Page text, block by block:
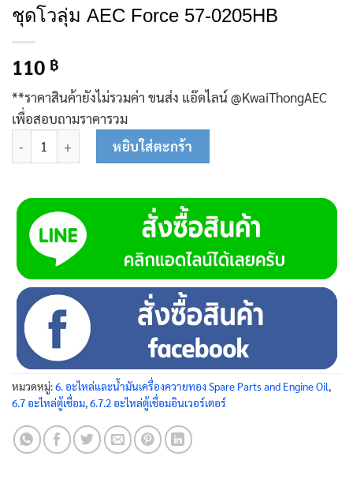
ชุดโวลุ่ม AEC Force 57-0205HB
110 ฿
**ราคาสินค้ายังไม่รวมค่า ขนส่ง แอ๊ดไลน์ @KwaiThongAEC
เพื่อสอบถามราคารวม
จำนวน ชุดโวลุ่ม AEC Force 57-0205HB ชิ้น
หยิบใส่ตะกร้า
หมวดหมู่:6. อะไหล่และน้ำมันเครื่องควายทอง Spare Parts and Engine Oil
6.7 อะไหล่ตู้เชื่อม 6.7.2 อะไหล่ตู้เชื่อมอินเวอร์เตอร์